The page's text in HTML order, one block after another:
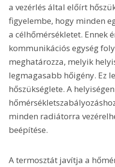
a vezérlés által előírt
figyelembe, hogy minden
a célhőmérsékletet. Ennek
kommunikációs egység
meghatározza, melyik
legmagasabb hőigény. Ez
hőszükséglete. A
minden radiátorra
beépítése.
A termosztát javítja a